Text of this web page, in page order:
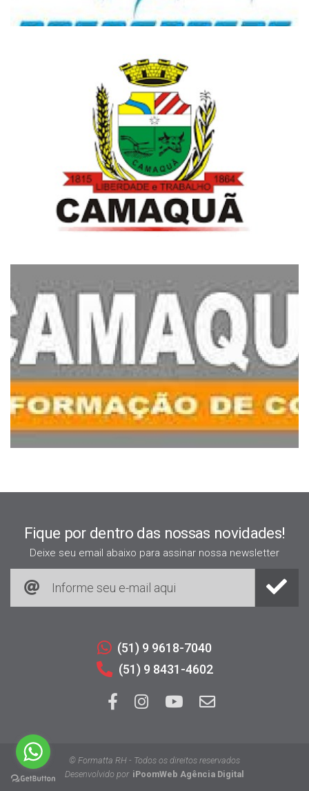
Fique por dentro das nossas novidades!
Deixe seu email abaixo para assinar nossa newsletter
(51) 9 9618-7040
(51) 9 8431-4602
© Formatta RH - Todos os direitos reservados
Desenvolvido por iPoomWeb Agência Digital